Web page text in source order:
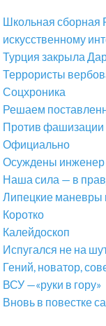
Школьная сборная
искусственному
Турция закрыла
Террористы
Соцхроника
Решаем
Против фашизации
Официально
Осуждены инженер
Наша сила — в
Липецкие маневры
Коротко
Калейдоскоп
Испугался не на
Гений, новатор,
ВСУ —«руки в гору»
Вновь в повестке